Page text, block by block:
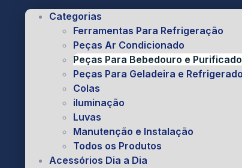
Categorias
Ferramentas Para Refrigeração
Peças Ar Condicionado
Peças Para Bebedouro e
Peças Para Geladeira e
Colas
iluminação
Luvas
Manutenção e Instalação
Todos os Produtos
Acessórios Dia a Dia